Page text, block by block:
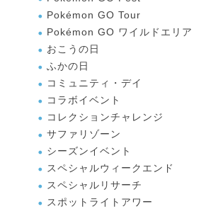
Pokémon GO Tour
Pokémon GO ワイルドエリア
おこうの日
ふかの日
コミュニティ・デイ
コラボイベント
コレクションチャレンジ
サファリゾーン
シーズンイベント
スペシャルウィークエンド
スペシャルリサーチ
スポットライトアワー